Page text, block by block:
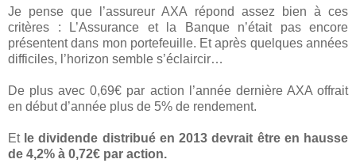
Je pense que l’assureur AXA répond assez bien à ces
critères : L’Assurance et la Banque n’était pas encore
présentent dans mon portefeuille. Et après quelques années
difficiles, l’horizon semble s’éclaircir…
De plus avec 0,69€ par action l’année dernière AXA offrait
en début d’année plus de 5% de rendement.
Etle dividende distribué en 2013 devrait être en hausse
de 4,2% à 0,72€ par action.